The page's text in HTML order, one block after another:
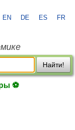
EN DE ES FR
Найти!
⚽